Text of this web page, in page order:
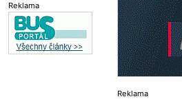
Reklama
Reklama